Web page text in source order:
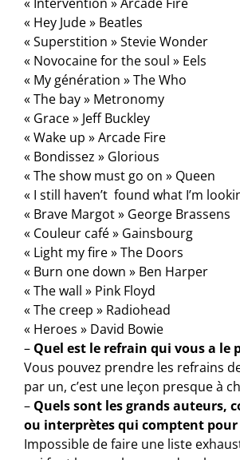
« Hey Jude » Beatles
« Superstition » Stevie Wonder
« Novocaine for the soul » Eels
« My génération » The Who
« The bay » Metronomy
« Grace » Jeff Buckley
« Wake up » Arcade Fire
« Bondissez » Glorious
« The show must go on » Queen
« I still haven’t found what I’m
« Brave Margot » George Brassens
« Couleur café » Gainsbourg
« Light my fire » The Doors
« Burn one down » Ben Harper
« The wall » Pink Floyd
« The creep » Radiohead
« Heroes » David Bowie
– Quel est le refrain qui vous a le
Vous pouvez prendre les refrains
par un, c’est une leçon presque à
– Quels sont les grands auteurs,
ou interprètes qui comptent pour
Impossible de faire une liste